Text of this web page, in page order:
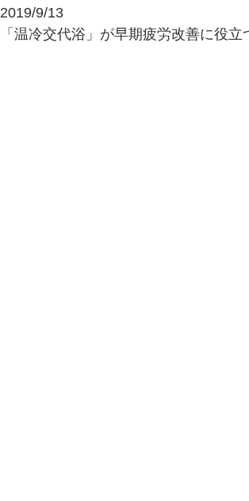
2019/9/13
「温冷交代浴」が早期疲労改善に役立